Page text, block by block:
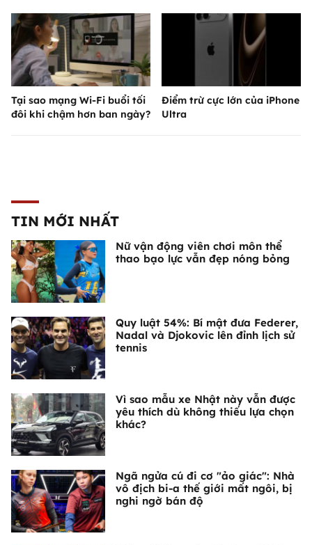
Tại sao mạng Wi-Fi buổi tối
đôi khi chậm hơn ban ngày?
Điểm trừ cực lớn của iPhone
Ultra
TIN MỚI NHẤT
Nữ vận động viên chơi môn thể
thao bạo lực vẫn đẹp nóng bỏng
Quy luật 54%: Bí mật đưa Federer,
Nadal và Djokovic lên đỉnh lịch sử
tennis
Vì sao mẫu xe Nhật này vẫn được
yêu thích dù không thiếu lựa chọn
khác?
Ngã ngửa cú đi cơ "ảo giác": Nhà
vô địch bi-a thế giới mất ngôi, bị
nghi ngờ bán độ